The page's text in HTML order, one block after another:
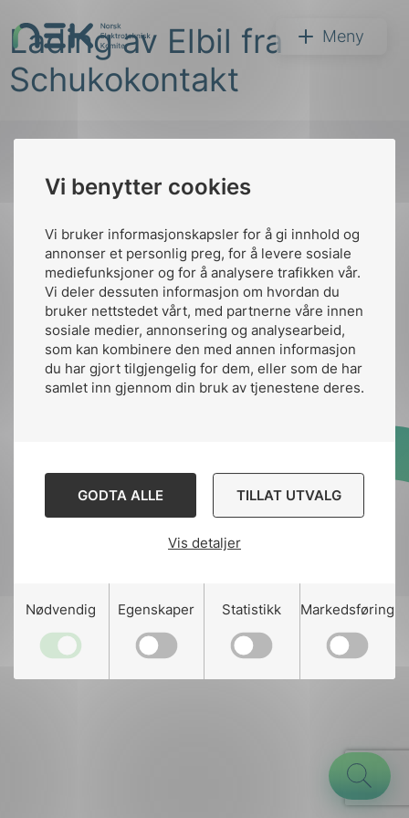
Vi benytter cookies
Vi bruker informasjonskapsler for å gi innhold og
annonser et personlig preg, for å levere sosiale
mediefunksjoner og for å analysere trafikken vår.
Vi deler dessuten informasjon om hvordan du
bruker nettstedet vårt, med partnerne våre innen
sosiale medier, annonsering og analysearbeid,
som kan kombinere den med annen informasjon
du har gjort tilgjengelig for dem, eller som de har
samlet inn gjennom din bruk av tjenestene deres.
GODTA ALLE TILLAT UTVALG
Vis detaljer
Nødvendig Egenskaper Statistikk Markedsføring
til
innhold
NEK Meny
Søk
Lading av Elbil fra
Schukokontakt
Kontakt oss
Ansatte
nek@nek.no
Kontakt
Bruk av Cookies
Designed and developed
Stem Agency
toppen